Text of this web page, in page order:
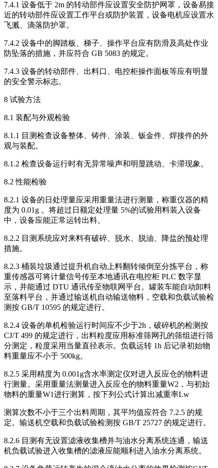
7.4.1 设备低于 2m 的转动部件应设置安全防护网罩，设备易接
近的转动部件应设置工作平台或防护装置，设备电机应设置水
飞溅、滴落防护罩。
7.4.2 设备中的脚踏板、梯子、操作平台应有防滑及高处作业
防坠落的措施，并应符合 GB 5083 的规定。
7.4.3 设备的转动部件、出料口、电控柜操作面板等应有明显
的安全警示标志。
8 试验方法
8.1 装配与外观检验
8.1.1 目测检查设备整体、铸件、涂装、钣金件、焊接件的外
观与装配。
8.1.2 检查设备运行时有无异常噪声和明显跳动、卡滞现象。
8.2 性能检验
8.2.1 设备的日处理量应采用重量法进行测量，称重仪器的精
度为 0.01g 。将超过日额定处理量 5%的试验用料装入设备
中，设备应能正常运转出料。
8.2.2 目测系统应对来料有破碎、脱水、脱油、降盐的预处理
措施。
8.2.3 桶装垃圾通过提升机自动上料翻转倾倒至分拣平台，称
重传感器可将计量信号传至本地通讯在电控柜 PLC 数字显
示，并能通过 DTU 通讯传至物联网平台。罐装车能自动卸料
至落料平台，并通过输送机自动输送物料，空载和负载试验检
测按 GB/T 10595 的规定进行。
8.2.4 设备的单机检验运行时间应不少于2h，破碎机的检测按
CJ/T 499 的规定进行，出料粒度应用标准筛网孔的筛组进行筛
分测定，粒度采用当量直径表示。负载运转 1h 后记录初始物
料重量应不小于 500kg。
8.2.5 采用精度为 0.001g含水率测定仪对进入反应仓的物料进
行测量。采用重量法测量进入反应仓的物料重量W2，与初始
物料的重量W1进行测算，按下列公式计算出减重率Lw
测算次数不小于三个出料周期，其平均值应符合 7.2.5 的规
定。输送机空载和负载试验检测按 GB/T 25727 的规定进行。
8.2.6 目测有无设置滤液收集槽并与油水分离系统连通，输送
机负载试验进入收集槽的滤液应能顺利进入油水分离系统。